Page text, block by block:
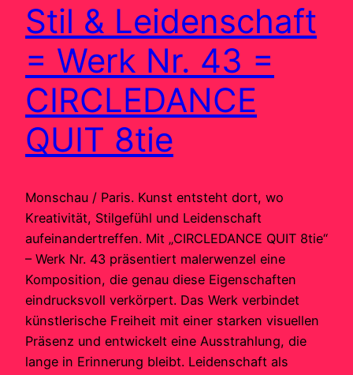
Stil & Leidenschaft
= Werk Nr. 43 =
CIRCLEDANCE
QUIT 8tie
Monschau / Paris. Kunst entsteht dort, wo
Kreativität, Stilgefühl und Leidenschaft
aufeinandertreffen. Mit „CIRCLEDANCE QUIT 8tie“
– Werk Nr. 43 präsentiert malerwenzel eine
Komposition, die genau diese Eigenschaften
eindrucksvoll verkörpert. Das Werk verbindet
künstlerische Freiheit mit einer starken visuellen
Präsenz und entwickelt eine Ausstrahlung, die
lange in Erinnerung bleibt. Leidenschaft als